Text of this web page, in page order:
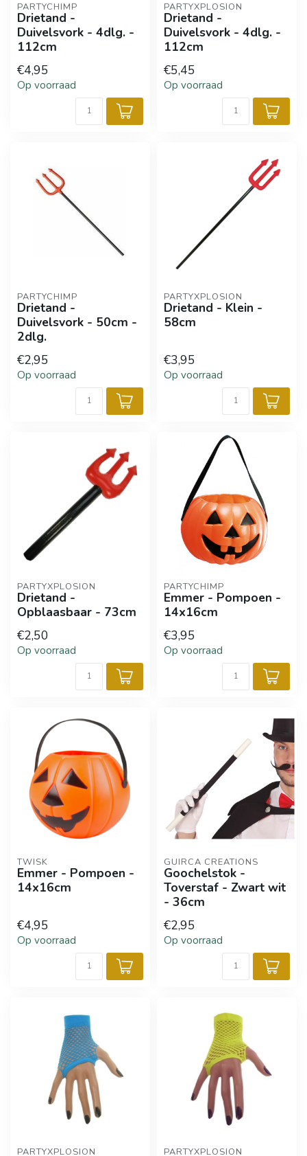
PARTYCHIMP
Drietand -
Duivelsvork - 4dlg. -
112cm
€4,95
Op voorraad
PARTYXPLOSION
Drietand -
Duivelsvork - 4dlg. -
112cm
€5,45
Op voorraad
PARTYCHIMP
Drietand -
Duivelsvork - 50cm -
2dlg.
€2,95
Op voorraad
PARTYXPLOSION
Drietand - Klein -
58cm
€3,95
Op voorraad
PARTYXPLOSION
Drietand -
Opblaasbaar - 73cm
€2,50
Op voorraad
PARTYCHIMP
Emmer - Pompoen -
14x16cm
€3,95
Op voorraad
TWISK
Emmer - Pompoen -
14x16cm
€4,95
Op voorraad
GUIRCA CREATIONS
Goochelstok -
Toverstaf - Zwart wit
- 36cm
€2,95
Op voorraad
PARTYXPLOSION PARTYXPLOSION